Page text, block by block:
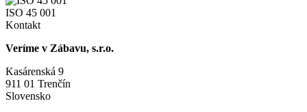
ISO 45 001
Kontakt
Veríme v Zábavu, s.r.o.
Kasárenská 9
911 01 Trenčín
Slovensko